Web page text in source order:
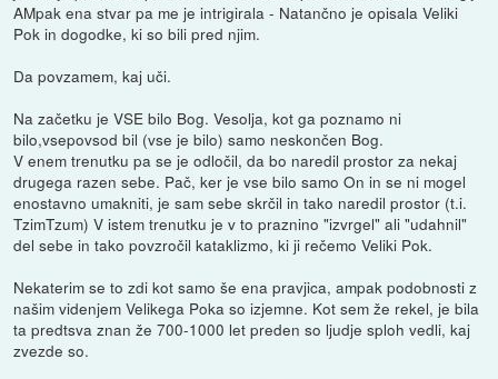
AMpak ena stvar pa me je intrigirala - Natančno je opisala Veliki
Pok in dogodke, ki so bili pred njim.
Da povzamem, kaj uči.
Na začetku je VSE bilo Bog. Vesolja, kot ga poznamo ni
bilo,vsepovsod bil (vse je bilo) samo neskončen Bog.
V enem trenutku pa se je odločil, da bo naredil prostor za nekaj
drugega razen sebe. Pač, ker je vse bilo samo On in se ni mogel
enostavno umakniti, je sam sebe skrčil in tako naredil prostor (t.i.
TzimTzum) V istem trenutku je v to praznino "izvrgel" ali "udahnil"
del sebe in tako povzročil kataklizmo, ki ji rečemo Veliki Pok.
Nekaterim se to zdi kot samo še ena pravjica, ampak podobnosti z
našim videnjem Velikega Poka so izjemne. Kot sem že rekel, je bila
ta predtsva znan že 700-1000 let preden so ljudje sploh vedli, kaj
zvezde so.